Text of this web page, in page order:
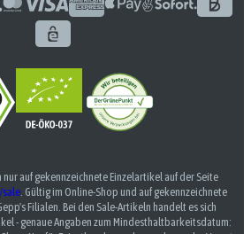
auf gekennzeichnete Einzelartikel auf der Seite
. Gültig im Online-Shop und auf gekennzeichnete
Filialen. Bei den Sale-Artikeln handelt es sich
- genaue Angaben zum Mindesthaltbarkeitsdatum: